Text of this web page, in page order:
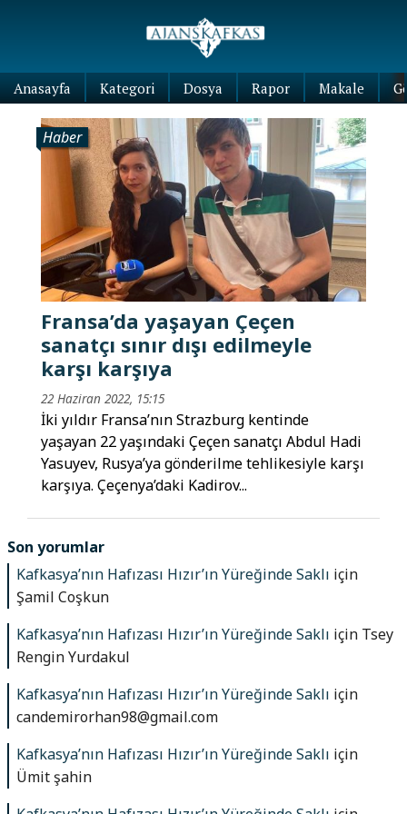
Anasayfa Kategori Dosya Rapor Makale
Haber
Fransa’da yaşayan Çeçen
sanatçı sınır dışı edilmeyle
karşı karşıya
22 Haziran 2022, 15:15
İki yıldır Fransa’nın Strazburg kentinde
yaşayan 22 yaşındaki Çeçen sanatçı Abdul Hadi
Yasuyev, Rusya’ya gönderilme tehlikesiyle karşı
karşıya. Çeçenya’daki Kadirov...
Son yorumlar
Kafkasya’nın Hafızası Hızır’ın Yüreğinde Saklı için
Şamil Coşkun
Kafkasya’nın Hafızası Hızır’ın Yüreğinde Saklı için Tsey
Rengin Yurdakul
Kafkasya’nın Hafızası Hızır’ın Yüreğinde Saklı için
candemirorhan98@gmail.com
Kafkasya’nın Hafızası Hızır’ın Yüreğinde Saklı için
Ümit şahin